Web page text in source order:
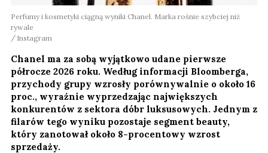
Perfumy i kosmetyki ciągną wyniki Chanel. Marka rośnie szybciej niż
rywale
Instagram
Chanel ma za sobą wyjątkowo udane pierwsze
półrocze 2026 roku. Według informacji Bloomberga,
przychody grupy wzrosły porównywalnie o około 16
proc., wyraźnie wyprzedzając największych
konkurentów z sektora dóbr luksusowych. Jednym z
filarów tego wyniku pozostaje segment beauty,
który zanotował około 8-procentowy wzrost
sprzedaży.